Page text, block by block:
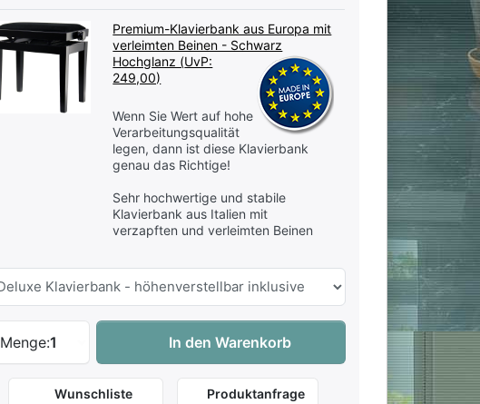
Premium-Klavierbank aus Europa mit
verleimten Beinen - Schwarz
Hochglanz (UvP:
249,00)
Wenn Sie Wert auf hohe
Verarbeitungsqualität
legen, dann ist diese Klavierbank
genau das Richtige!
Sehr hochwertige und stabile
Klavierbank aus Italien mit
verzapften und verleimten Beinen
Menge:1
Kawai K-200 ATX-4 EP Hybrid-Klavier - Schwarz
In den Warenkorb
Wunschliste Produktanfrage